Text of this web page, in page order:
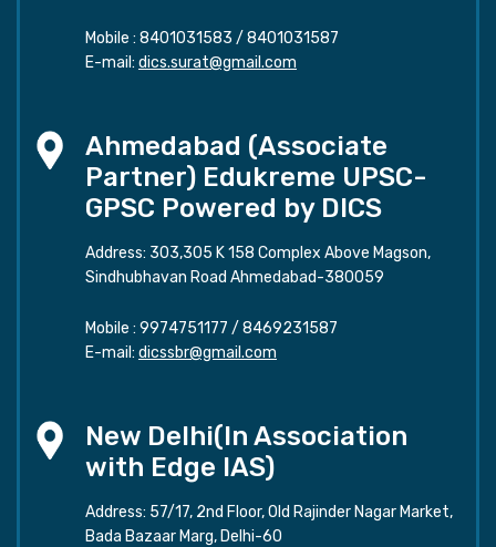
Mobile : 8401031583 / 8401031587
E-mail: dics.surat@gmail.com
Ahmedabad (Associate
Partner) Edukreme UPSC-
GPSC Powered by DICS
Address: 303,305 K 158 Complex Above Magson,
Sindhubhavan Road Ahmedabad-380059
Mobile : 9974751177 / 8469231587
E-mail: dicssbr@gmail.com
New Delhi(In Association
with Edge IAS)
Address: 57/17, 2nd Floor, Old Rajinder Nagar Market,
Bada Bazaar Marg, Delhi-60